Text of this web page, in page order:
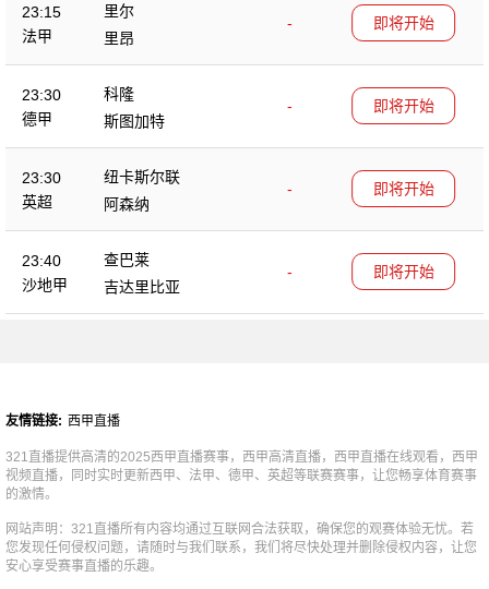
23:15
法甲
里尔
-
里昂
即将开始
23:30
德甲
科隆
-
斯图加特
即将开始
23:30
英超
纽卡斯尔联
-
阿森纳
即将开始
23:40
沙地甲
查巴莱
-
吉达里比亚
即将开始
友情链接: 西甲直播
321直播提供高清的2025西甲直播赛事，西甲高清直播，西甲直播在线观看，西甲
视频直播，同时实时更新西甲、法甲、德甲、英超等联赛赛事，让您畅享体育赛事
的激情。
网站声明：321直播所有内容均通过互联网合法获取，确保您的观赛体验无忧。若
您发现任何侵权问题，请随时与我们联系，我们将尽快处理并删除侵权内容，让您
安心享受赛事直播的乐趣。